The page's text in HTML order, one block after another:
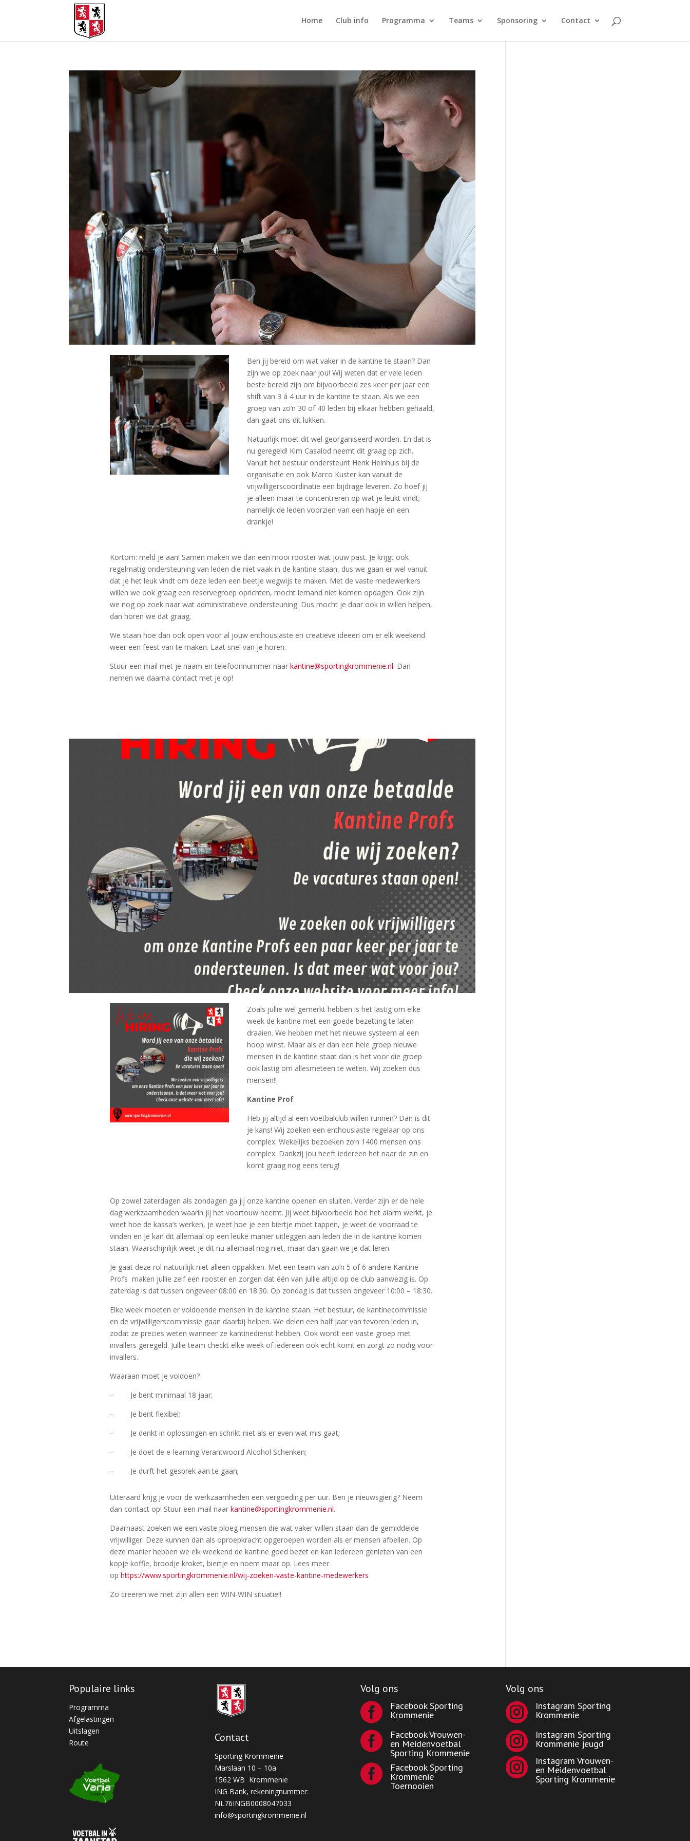
Home Club info Programma Teams Sponsoring Contact
Wij zoeken vaste kantine medewerkers
Jun 30, 2022|vrijwilligers
Ben jij bereid om wat vaker in de kantine te staan? Dan
zijn we op zoek naar jou! Wij weten dat er vele leden
beste bereid zijn om bijvoorbeeld zes keer per jaar een
shift van 3 á 4 uur in de kantine te staan. Als we een
groep van zo’n 30 of 40 leden bij elkaar hebben gehaald,
dan gaat ons dit lukken.
Natuurlijk moet dit wel georganiseerd worden. En dat is
nu geregeld! Kim Casalod neemt dit graag op zich.
Vanuit het bestuur ondersteunt Henk Heinhuis bij de
organisatie en ook Marco Kuster kan vanuit de
vrijwilligerscoördinatie een bijdrage leveren. Zo hoef jij
je alleen maar te concentreren op wat je leukt vindt;
namelijk de leden voorzien van een hapje en een
drankje!
Kortom: meld je aan! Samen maken we dan een mooi rooster wat jouw past. Je krijgt ook
regelmatig ondersteuning van leden die niet vaak in de kantine staan, dus we gaan er wel vanuit
dat je het leuk vindt om deze leden een beetje wegwijs te maken. Met de vaste medewerkers
willen we ook graag een reservegroep oprichten, mocht iemand niet komen opdagen. Ook zijn
we nog op zoek naar wat administratieve ondersteuning. Dus mocht je daar ook in willen helpen,
dan horen we dat graag.
We staan hoe dan ook open voor al jouw enthousiaste en creatieve ideeën om er elk weekend
weer een feest van te maken. Laat snel van je horen.
Stuur een mail met je naam en telefoonnummer naar kantine@sportingkrommenie.nl. Dan
nemen we daarna contact met je op!
Word jij één van onze betaalde kantineprofs?￼
Jun 30, 2022|vrijwilligers
Zoals jullie wel gemerkt hebben is het lastig om elke
week de kantine met een goede bezetting te laten
draaien. We hebben met het nieuwe systeem al een
hoop winst. Maar als er dan een hele groep nieuwe
mensen in de kantine staat dan is het voor die groep
ook lastig om allesmeteen te weten. Wij zoeken dus
mensen!!
Kantine Prof
Heb jij altijd al een voetbalclub willen runnen? Dan is dit
je kans! Wij zoeken een enthousiaste regelaar op ons
complex. Wekelijks bezoeken zo’n 1400 mensen ons
complex. Dankzij jou heeft iedereen het naar de zin en
komt graag nog eens terug!
Op zowel zaterdagen als zondagen ga jij onze kantine openen en sluiten. Verder zijn er de hele
dag werkzaamheden waarin jij het voortouw neemt. Jij weet bijvoorbeeld hoe het alarm werkt, je
weet hoe de kassa’s werken, je weet hoe je een biertje moet tappen, je weet de voorraad te
vinden en je kan dit allemaal op een leuke manier uitleggen aan leden die in de kantine komen
staan. Waarschijnlijk weet je dit nu allemaal nog niet, maar dan gaan we je dat leren.
Je gaat deze rol natuurlijk niet alleen oppakken. Met een team van zo’n 5 of 6 andere Kantine
Profs maken jullie zelf een rooster en zorgen dat één van jullie altijd op de club aanwezig is. Op
zaterdag is dat tussen ongeveer 08:00 en 18:30. Op zondag is dat tussen ongeveer 10:00 – 18:30.
Elke week moeten er voldoende mensen in de kantine staan. Het bestuur, de kantinecommissie
en de vrijwilligerscommissie gaan daarbij helpen. We delen een half jaar van tevoren leden in,
zodat ze precies weten wanneer ze kantinedienst hebben. Ook wordt een vaste groep met
invallers geregeld. Jullie team checkt elke week of iedereen ook echt komt en zorgt zo nodig voor
invallers.
Waaraan moet je voldoen?
– Je bent minimaal 18 jaar;
– Je bent flexibel;
– Je denkt in oplossingen en schrikt niet als er even wat mis gaat;
– Je doet de e-learning Verantwoord Alcohol Schenken;
– Je durft het gesprek aan te gaan;
Uiteraard krijg je voor de werkzaamheden een vergoeding per uur. Ben je nieuwsgierig? Neem
dan contact op! Stuur een mail naar kantine@sportingkrommenie.nl.
Daarnaast zoeken we een vaste ploeg mensen die wat vaker willen staan dan de gemiddelde
vrijwilliger. Deze kunnen dan als oproepkracht opgeroepen worden als er mensen afbellen. Op
deze manier hebben we elk weekend de kantine goed bezet en kan iedereen genieten van een
kopje koffie, broodje kroket, biertje en noem maar op. Lees meer
op https://www.sportingkrommenie.nl/wij-zoeken-vaste-kantine-medewerkers
Zo creeren we met zijn allen een WIN-WIN situatie!!
Populaire links
Programma
Afgelastingen
Uitslagen
Route
Contact
Sporting Krommenie
Marslaan 10 – 10a
1562 WB Krommenie
ING Bank, rekeningnummer:
NL76INGB0008047033
info@sportingkrommenie.nl
Volg ons
 Facebook Sporting
Krommenie
 Facebook Vrouwen-
en Meidenvoetbal
Sporting Krommenie
 Facebook Sporting
Krommenie
Toernooien
Volg ons
 Instagram Sporting
Krommenie
 Instagram Sporting
Krommenie jeugd
 Instagram Vrouwen-
en Meidenvoetbal
Sporting Krommenie